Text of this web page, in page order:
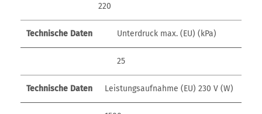
220
Technische Daten Unterdruck max. (EU) (kPa)
25
Technische Daten Leistungsaufnahme (EU) 230 V (W)